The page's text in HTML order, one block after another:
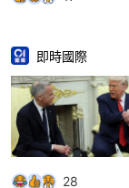
即時國際
28